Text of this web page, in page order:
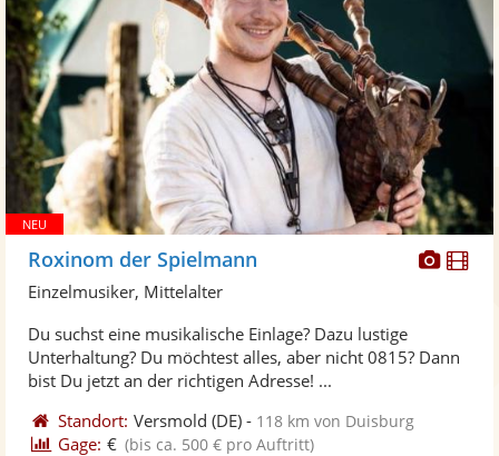
Roxinom der Spielmann
Einzelmusiker, Mittelalter
Du suchst eine musikalische Einlage? Dazu lustige
Unterhaltung? Du möchtest alles, aber nicht 0815? Dann
bist Du jetzt an der richtigen Adresse! ...
Standort: Versmold (DE) - 118 km von Duisburg
Gage: € (bis ca. 500 € pro Auftritt)